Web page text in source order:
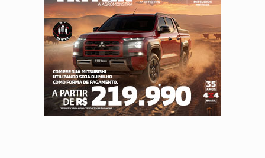
TEMAS SOCIOAMBIENTAIS:Em Itapuã do Oeste, CINEMAZÔNIA leva cinema
PREVISÃO:Interior de Rondônia terá sábado (8) de calor intenso
INFRAESTRUTURA:Após quase 30 anos de espera, asfalto chega ao
A ILHA:Coreografia de Rondônia estreia na programação do Festival de
ELEIÇÕES 2026:Sgt. Mouza esclarece 'erro de digitação' em declaração de